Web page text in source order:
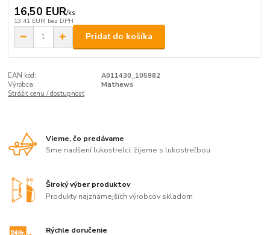
16,50 EUR/ks
13,41 EUR bez DPH
Pridať do košíka
EAN kód:
A011430_105982
Výrobca:
Mathews
Strážiť cenu / dostupnosť
Vieme, čo predávame
Sme nadšení lukostrelci, žijeme s lukostreľbou
Široký výber produktov
Produkty najznámejších výrobcov skladom
Rýchle doručenie